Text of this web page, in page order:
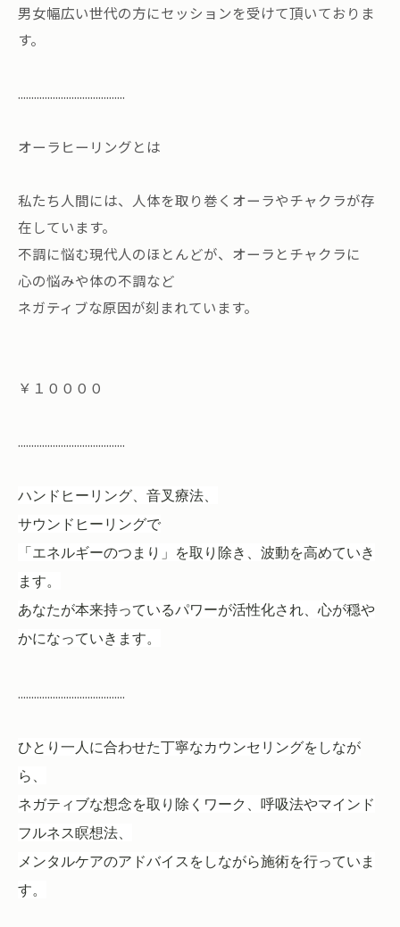
男女幅広い世代の方にセッションを受けて頂いておりま
す。
........................................
オーラヒーリングとは
私たち人間には、人体を取り巻くオーラやチャクラが存
在しています。
不調に悩む現代人のほとんどが、オーラとチャクラに
心の悩みや体の不調など
ネガティブな原因が刻まれています。
￥１００００
........................................
ハンドヒーリング、音叉療法、
サウンドヒーリングで
「エネルギーのつまり」を取り除き、波動を高めていき
ます。
あなたが本来持っているパワーが活性化され、心が穏や
かになっていきます。
........................................
ひとり一人に合わせた丁寧なカウンセリングをしなが
ら、
ネガティブな想念を取り除くワーク、呼吸法やマインド
フルネス瞑想法、
メンタルケアのアドバイスをしながら施術を行っていま
す。